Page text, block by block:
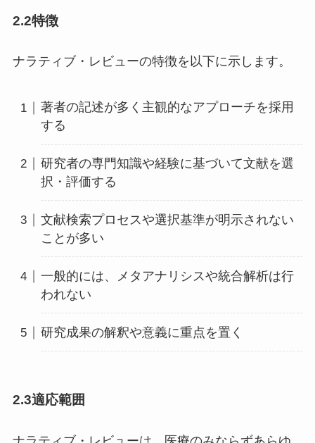
2.2特徴
ナラティブ・レビューの特徴を以下に示します。
著者の記述が多く主観的なアプローチを採用
する
研究者の専門知識や経験に基づいて文献を選
択・評価する
文献検索プロセスや選択基準が明示されない
ことが多い
一般的には、メタアナリシスや統合解析は行
われない
研究成果の解釈や意義に重点を置く
2.3適応範囲